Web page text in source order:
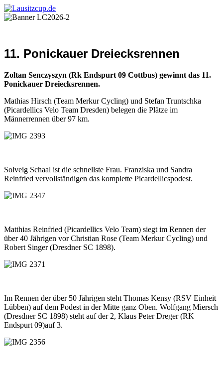
11. Ponickauer Dreiecksrennen
Zoltan Senczyszyn (Rk Endspurt 09 Cottbus) gewinnt das 11.
Ponickauer Dreiecksrennen.
Mathias Hirsch (Team Merkur Cycling) und Stefan Truntschka
(Picardellics Velo Team Dresden) belegen die Plätze im
Männerrennen über 97 km.
Solveig Schaal ist die schnellste Frau. Franziska und Sandra
Reinfried vervollständigen das komplette Picardellicspodest.
Matthias Reinfried (Picardellics Velo Team) siegt im Rennen der
über 40 Jährigen vor Christian Rose (Team Merkur Cycling) und
Robert Singer (Dresdner SC 1898).
Im Rennen der über 50 Jährigen steht Thomas Kensy (RSV Einheit
Lübben) auf dem Podest in der Mitte ganz Oben. Wolfgang Miersch
(Dresdner SC 1898) steht auf der 2, Klaus Peter Dreger (RK
Endspurt 09)auf 3.